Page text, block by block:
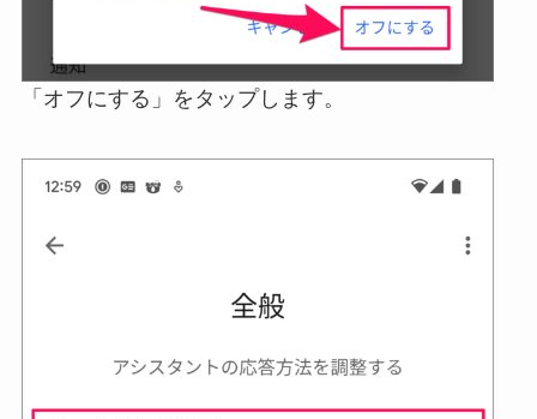
「オフにする」をタップします。